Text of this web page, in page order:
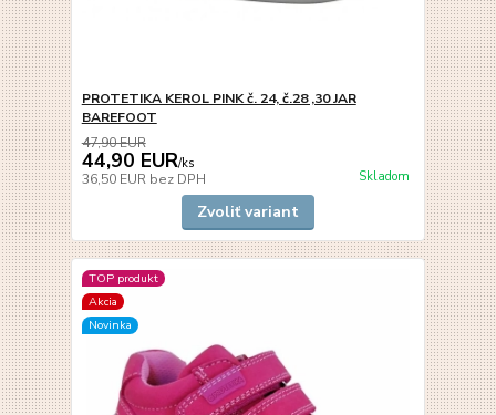
PROTETIKA KEROL PINK č. 24, č.28 ,30 JAR
BAREFOOT
47,90 EUR
44,90 EUR/ks
36,50 EUR bez DPH Skladom
Zvoliť variant
TOP produkt
Akcia
Novinka